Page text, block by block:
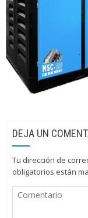
DEJA UN
Tu dirección de
obligatorios están